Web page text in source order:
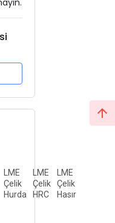
LME
Çelik
Hurda
LME
Çelik
HRC
LME
Çelik
Hasır